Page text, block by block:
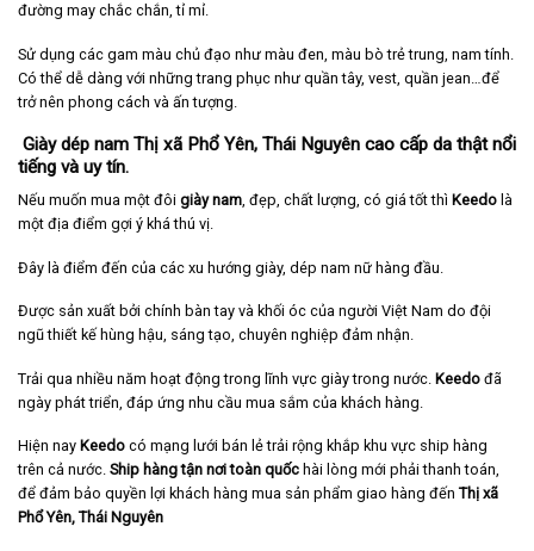
đường may chắc chắn, tỉ mỉ.
Sử dụng các gam màu chủ đạo như màu đen, màu bò trẻ trung, nam tính.
Có thể dễ dàng với những trang phục như quần tây, vest, quần jean…để
trở nên phong cách và ấn tượng.
Giày dép nam Thị xã Phổ Yên, Thái Nguyên cao cấp da thật nổi
tiếng và uy tín.
Nếu muốn mua một đôi giày nam , đẹp, chất lượng, có giá tốt thì Keedo là
một địa điểm gợi ý khá thú vị.
Đây là điểm đến của các xu hướng giày, dép nam nữ hàng đầu.
Được sản xuất bởi chính bàn tay và khối óc của người Việt Nam do đội
ngũ thiết kế hùng hậu, sáng tạo, chuyên nghiệp đảm nhận.
Trải qua nhiều năm hoạt động trong lĩnh vực giày trong nước. Keedo đã
ngày phát triển, đáp ứng nhu cầu mua sắm của khách hàng.
Hiện nay Keedo có mạng lưới bán lẻ trải rộng khắp khu vực ship hàng
trên cả nước. Ship hàng tận nơi toàn quốc hài lòng mới phải thanh toán,
để đảm bảo quyền lợi khách hàng mua sản phẩm giao hàng đến Thị xã
Phổ Yên, Thái Nguyên